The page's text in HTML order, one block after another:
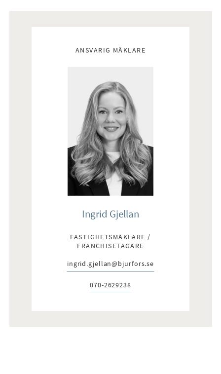
ANSVARIG MÄKLARE
Ingrid Gjellan
FASTIGHETSMÄKLARE /
FRANCHISETAGARE
E-post:
ingrid.gjellan@bjurfors.se
Telefon:
070-2629238